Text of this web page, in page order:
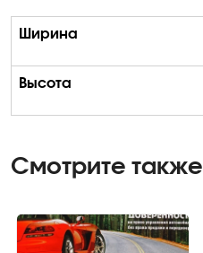
Ширина
Высота
Смотрите также